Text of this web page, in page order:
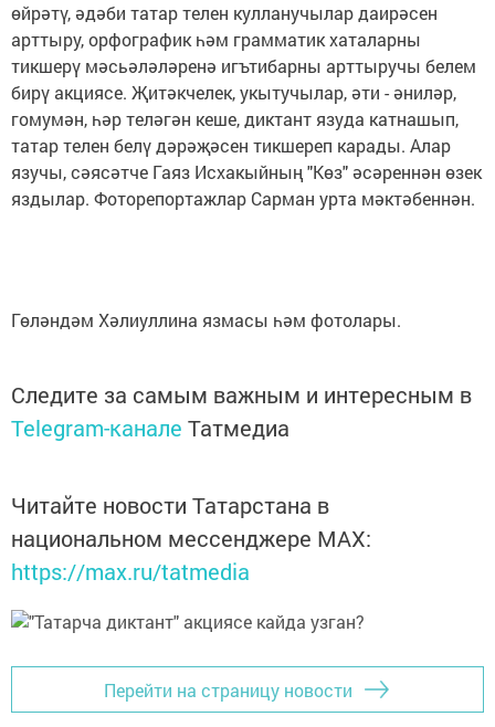
өйрәтү, әдәби татар телен кулланучылар даирәсен
арттыру, орфографик һәм грамматик хаталарны
тикшерү мәсьәләләренә игътибарны арттыручы белем
бирү акциясе. Җитәкчелек, укытучылар, әти - әниләр,
гомумән, һәр теләгән кеше, диктант язуда катнашып,
татар телен белү дәрәҗәсен тикшереп карады. Алар
язучы, сәясәтче Гаяз Исхакыйның "Көз" әсәреннән өзек
яздылар. Фоторепортажлар Сарман урта мәктәбеннән.
Гөләндәм Хәлиуллина язмасы һәм фотолары.
Следите за самым важным и интересным в
Telegram-канале Татмедиа
Читайте новости Татарстана в
национальном мессенджере MАХ:
https://max.ru/tatmedia
Перейти на страницу новости